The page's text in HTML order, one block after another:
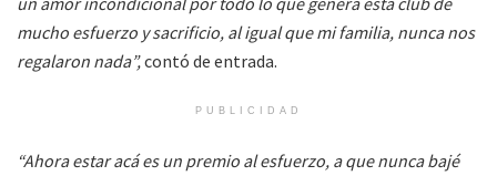
mucho esfuerzo y sacrificio, al igual que mi familia, nunca nos
regalaron nada”,contó de entrada.
PUBLICIDAD
“Ahora estar acá es un premio al esfuerzo, a que nunca bajé